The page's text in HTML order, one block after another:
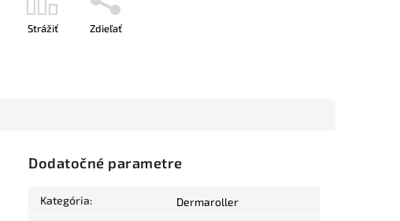
Strážiť Zdieľať
Dodatočné parametre
Kategória: Dermaroller